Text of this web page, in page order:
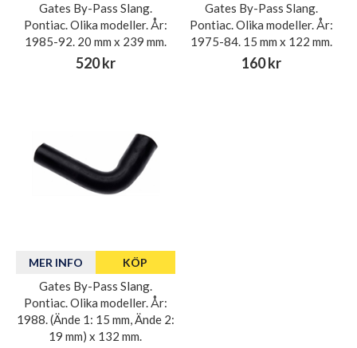
Gates By-Pass Slang.
Pontiac. Olika modeller. År:
1985-92. 20 mm x 239 mm.
520 kr
Gates By-Pass Slang.
Pontiac. Olika modeller. År:
1975-84. 15 mm x 122 mm.
160 kr
MER INFO KÖP
Gates By-Pass Slang.
Pontiac. Olika modeller. År:
1988. (Ände 1: 15 mm, Ände 2:
19 mm) x 132 mm.